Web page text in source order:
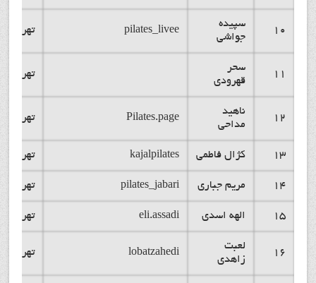
10
سپیده
جواشی
pilates_livee تهران
11
سحر
قهرودی
تهران
12
ناهید
مداحی
Pilates.page تهران
13 کژال فاطمی kajalpilates تهران
14 مریم جباری pilates_jabari تهران
15 الهه اسدی eli.assadi تهران
16
لعبت
زاهدی
lobatzahedi تهران